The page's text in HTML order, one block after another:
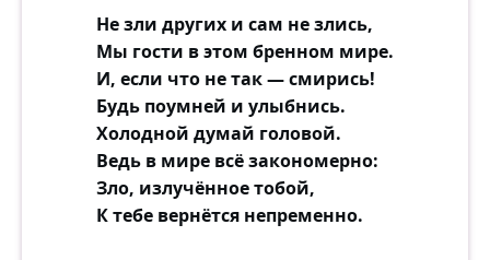
Не зли других и сам не злись,
Мы гости в этом бренном мире.
И, если что не так — смирись!
Будь поумней и улыбнись.
Холодной думай головой.
Ведь в мире всё закономерно:
Зло, излучённое тобой,
К тебе вернётся непременно.